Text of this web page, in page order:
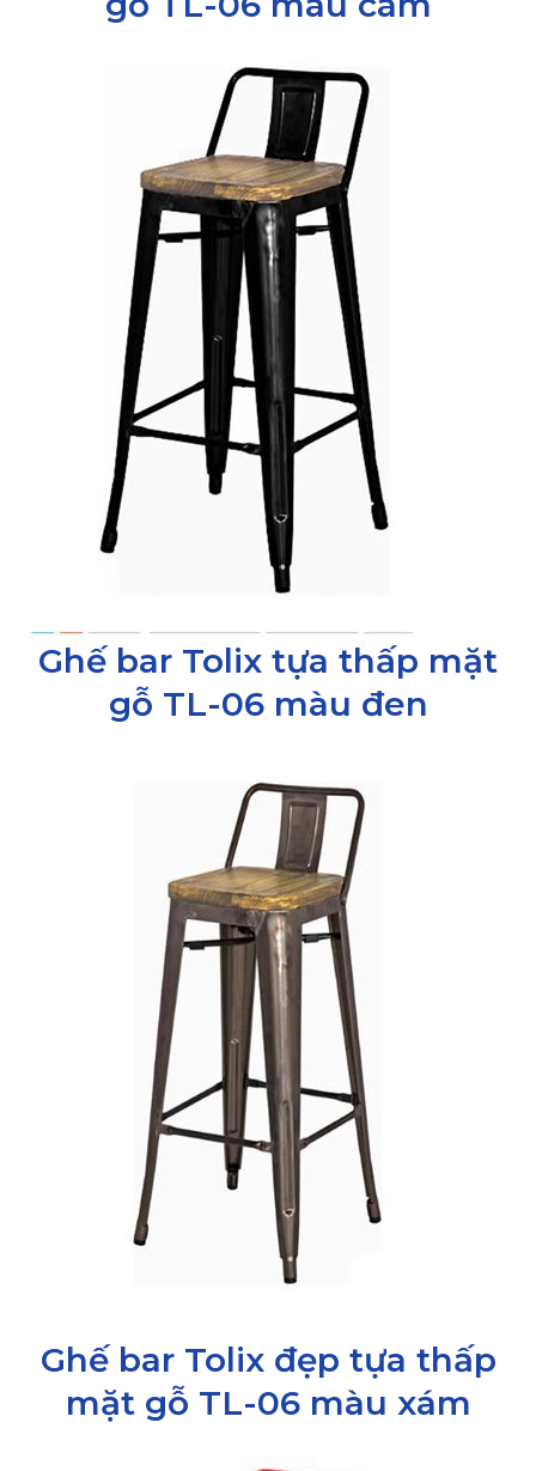
Ghế bar Tolix tựa thấp mặt
gỗ TL-06 màu đen
Ghế bar Tolix đẹp tựa thấp
mặt gỗ TL-06 màu xám